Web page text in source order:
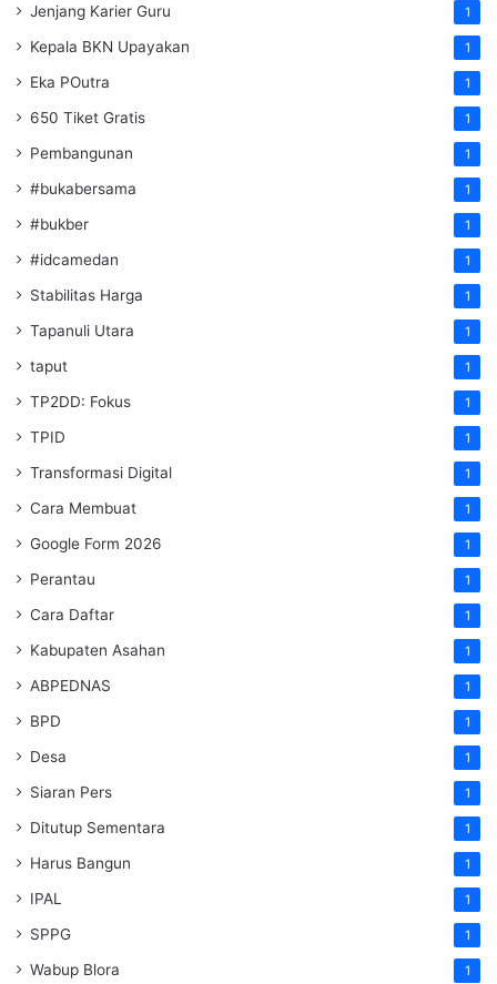
Jenjang Karier Guru 1
Kepala BKN Upayakan 1
Eka POutra 1
650 Tiket Gratis 1
Pembangunan 1
#bukabersama 1
#bukber 1
#idcamedan 1
Stabilitas Harga 1
Tapanuli Utara 1
taput 1
TP2DD: Fokus 1
TPID 1
Transformasi Digital 1
Cara Membuat 1
Google Form 2026 1
Perantau 1
Cara Daftar 1
Kabupaten Asahan 1
ABPEDNAS 1
BPD 1
Desa 1
Siaran Pers 1
Ditutup Sementara 1
Harus Bangun 1
IPAL 1
SPPG 1
Wabup Blora 1